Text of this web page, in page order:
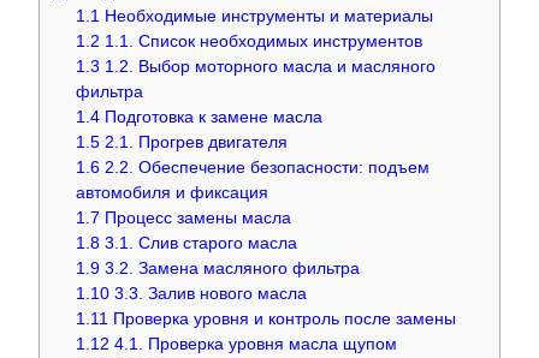
1.1 Необходимые инструменты и материалы
1.2 1.1. Список необходимых инструментов
1.3 1.2. Выбор моторного масла и масляного
фильтра
1.4 Подготовка к замене масла
1.5 2.1. Прогрев двигателя
1.6 2.2. Обеспечение безопасности: подъем
автомобиля и фиксация
1.7 Процесс замены масла
1.8 3.1. Слив старого масла
1.9 3.2. Замена масляного фильтра
1.10 3.3. Залив нового масла
1.11 Проверка уровня и контроль после замены
1.12 4.1. Проверка уровня масла щупом